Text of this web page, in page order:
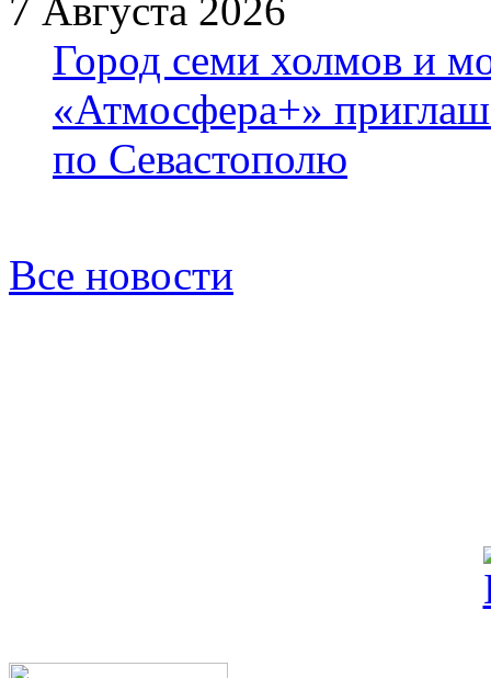
7 Августа 2026
Город семи холмов и
«Атмосфера+»
по Севастополю
Все новости